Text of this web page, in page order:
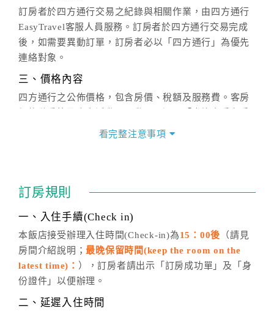
訂房者於四方通行交易之紀錄與相關作業，由四方通行
EasyTravel客服人員服務。訂房者於四方通行交易完成
後，如需要異動訂單，訂房者必以「四方通行」為優先
連絡對象。
三、價格內容
四方通行之公佈價格，包含房價、稅額及服務費。客房
價」之當日價格為標準。
話方式異動訂單。
※非客服時間之申辦異動，皆為次日計算及辦理。
五、客服時間
週一至週日，上午9:00～晚上6:00
六、聯絡方式
(07)9682715 。
看完整注意事項
訂房規則
一、入住手續(Check in)
本飯店接受辦理入住時間(Check-in)為15：00後 （請見
房間介紹說明；最晚保留時間(keep the room on the
latest time)： ），訂房者請出示「訂房成功單」及「身
份證件」以便辦理。
二、延遲入住時間